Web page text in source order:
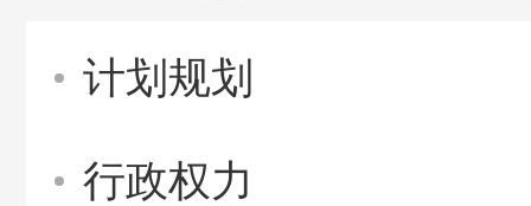
计划规划
行政权力